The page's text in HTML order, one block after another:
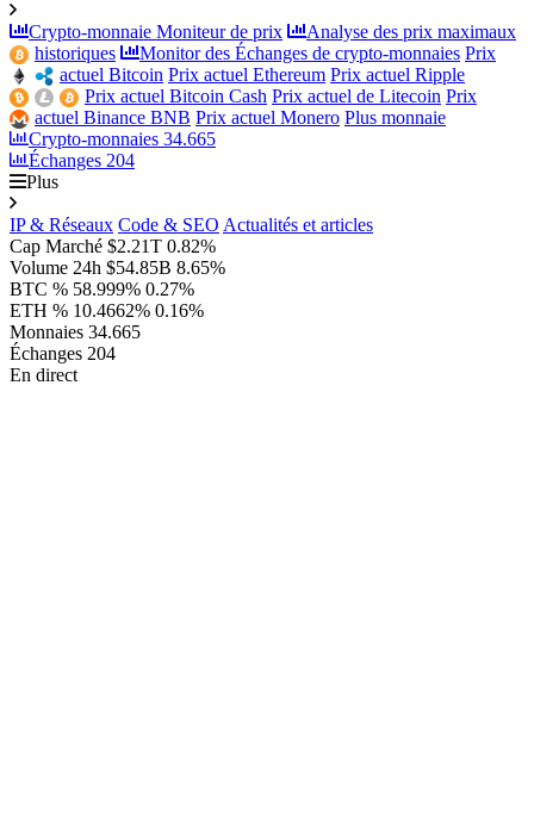
Crypto-monnaie Moniteur de prix
Analyse des prix maximaux
historiques
Monitor des Échanges de crypto-monnaies Prix
actuel Bitcoin Prix actuel Ethereum Prix actuel Ripple
Prix actuel Bitcoin Cash Prix actuel de Litecoin Prix
actuel Binance BNB Prix actuel Monero Plus monnaie
Crypto-monnaies 34.665
Échanges 204
Plus
IP & Réseaux Code & SEO Actualités et articles
Cap Marché $2.21T 0.82%
Volume 24h $54.85B 8.65%
BTC % 58.999% 0.27%
ETH % 10.4662% 0.16%
Monnaies 34.665
Échanges 204
En direct